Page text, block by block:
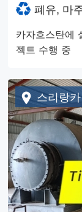
폐유, 마
카자흐스탄에
젝트 수행 중
스리랑카